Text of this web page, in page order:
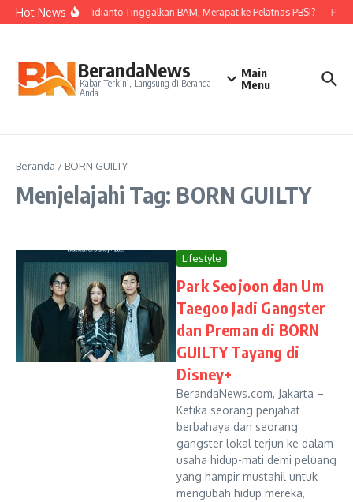
Lewati ke konten
Hot NewsNova Widianto Tinggalkan BAM, Merapat ke Pelatnas PBSI?
BerandaNews
Kabar Terkini, Langsung di Beranda
Anda
Main
Menu
Beranda / BORN GUILTY
Menjelajahi Tag: BORN GUILTY
Lifestyle
Park Seojoon dan Um
Taegoo Jadi Gangster
dan Preman di BORN
GUILTY Tayang di
Disney+
BerandaNews.com, Jakarta –
Ketika seorang penjahat
berbahaya dan seorang
gangster lokal terjun ke dalam
usaha hidup-mati demi peluang
yang hampir mustahil untuk
mengubah hidup mereka,